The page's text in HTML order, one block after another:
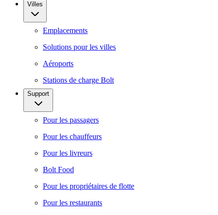
Villes
Emplacements
Solutions pour les villes
Aéroports
Stations de charge Bolt
Support
Pour les passagers
Pour les chauffeurs
Pour les livreurs
Bolt Food
Pour les propriétaires de flotte
Pour les restaurants